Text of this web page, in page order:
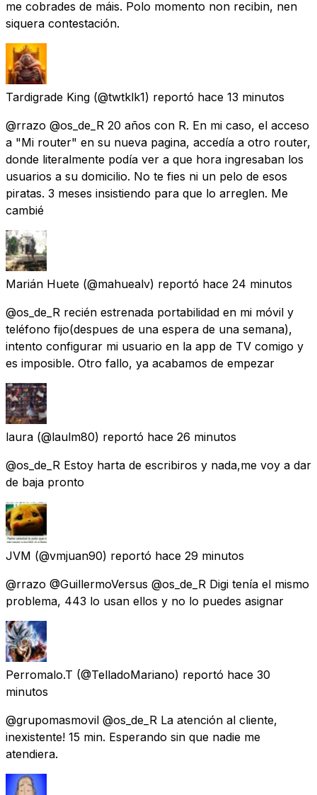
me cobrades de máis. Polo momento non recibin, nen
siquera contestación.
Tardigrade King (@twtklk1) reportó hace 13 minutos
@rrazo @os_de_R 20 años con R. En mi caso, el acceso
a "Mi router" en su nueva pagina, accedía a otro router,
donde literalmente podía ver a que hora ingresaban los
usuarios a su domicilio. No te fies ni un pelo de esos
piratas. 3 meses insistiendo para que lo arreglen. Me
cambié
Marián Huete (@mahuealv) reportó hace 24 minutos
@os_de_R recién estrenada portabilidad en mi móvil y
teléfono fijo(despues de una espera de una semana),
intento configurar mi usuario en la app de TV comigo y
es imposible. Otro fallo, ya acabamos de empezar
laura (@laulm80) reportó hace 26 minutos
@os_de_R Estoy harta de escribiros y nada,me voy a dar
de baja pronto
JVM (@vmjuan90) reportó hace 29 minutos
@rrazo @GuillermoVersus @os_de_R Digi tenía el mismo
problema, 443 lo usan ellos y no lo puedes asignar
Perromalo.T (@TelladoMariano) reportó hace 30
minutos
@grupomasmovil @os_de_R La atención al cliente,
inexistente! 15 min. Esperando sin que nadie me
atendiera.